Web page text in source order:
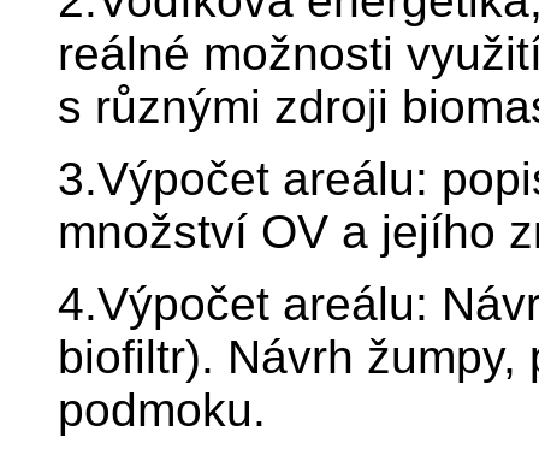
reálné možnosti
s různými zdroji
3.Výpočet areálu:
množství OV a jejího
4.Výpočet areálu:
biofiltr). Návrh
podmoku.